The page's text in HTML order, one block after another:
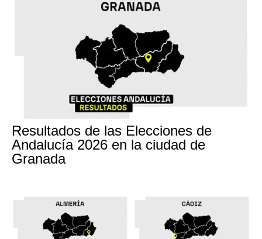
Resultados de las Elecciones de
Andalucía 2026 en la ciudad de
Granada